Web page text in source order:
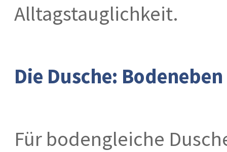
Alltagstauglichkeit.
Die Dusche:
Für bodengleiche